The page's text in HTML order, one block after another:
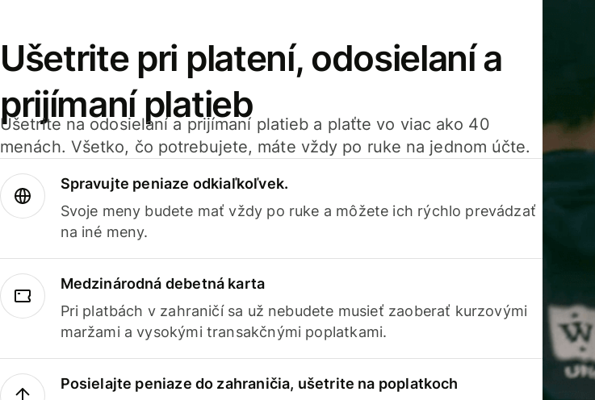
Ušetrite pri platení, odosielaní a
prijímaní platieb
Ušetrite na odosielaní a prijímaní platieb a plaťte vo viac ako 40
menách. Všetko, čo potrebujete, máte vždy po ruke na jednom účte.
Spravujte peniaze odkiaľkoľvek.
Svoje meny budete mať vždy po ruke a môžete ich rýchlo prevádzať
na iné meny.
Medzinárodná debetná karta
Pri platbách v zahraničí sa už nebudete musieť zaoberať kurzovými
maržami a vysokými transakčnými poplatkami.
Posielajte peniaze do zahraničia, ušetrite na poplatkoch